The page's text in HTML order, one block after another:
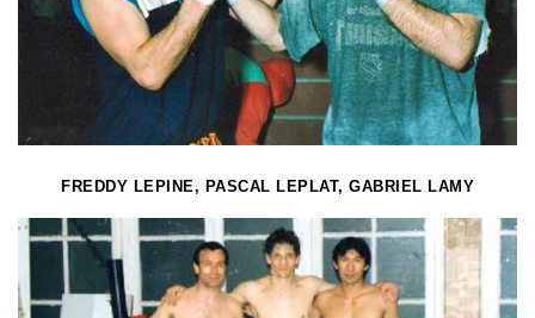
FREDDY LEPINE, PASCAL LEPLAT, GABRIEL LAMY